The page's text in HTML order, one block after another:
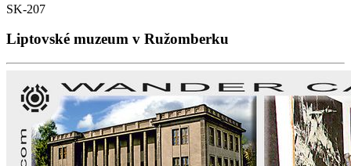
SK-207
Liptovské muzeum v Ružomberku